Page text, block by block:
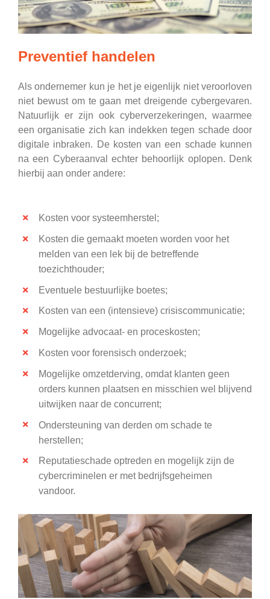
Preventief handelen
Als ondernemer kun je het je eigenlijk niet veroorloven
niet bewust om te gaan met dreigende cybergevaren.
Natuurlijk er zijn ook cyberverzekeringen, waarmee
een organisatie zich kan indekken tegen schade door
digitale inbraken. De kosten van een schade kunnen
na een Cyberaanval echter behoorlijk oplopen. Denk
hierbij aan onder andere:
Kosten voor systeemherstel;
Kosten die gemaakt moeten worden voor het
melden van een lek bij de betreffende
toezichthouder;
Eventuele bestuurlijke boetes;
Kosten van een (intensieve) crisiscommunicatie;
Mogelijke advocaat- en proceskosten;
Kosten voor forensisch onderzoek;
Mogelijke omzetderving, omdat klanten geen
orders kunnen plaatsen en misschien wel blijvend
uitwijken naar de concurrent;
Ondersteuning van derden om schade te
herstellen;
Reputatieschade optreden en mogelijk zijn de
cybercriminelen er met bedrijfsgeheimen
vandoor.